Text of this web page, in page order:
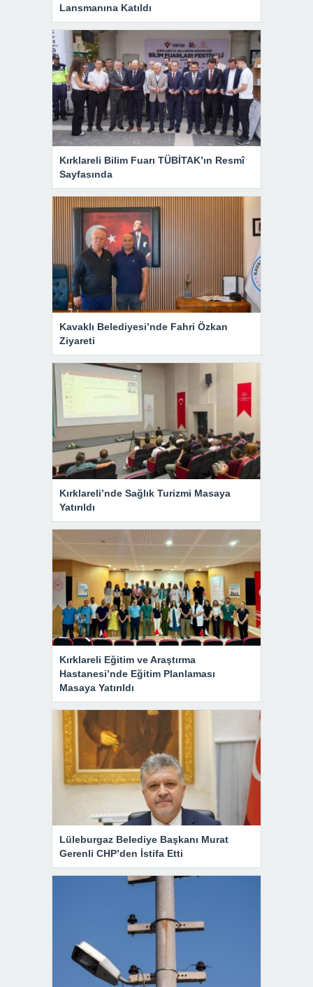
Lansmanına Katıldı
Kırklareli Bilim Fuarı TÜBİTAK’ın Resmî
Sayfasında
Kavaklı Belediyesi’nde Fahri Özkan
Ziyareti
Kırklareli’nde Sağlık Turizmi Masaya
Yatırıldı
Kırklareli Eğitim ve Araştırma
Hastanesi’nde Eğitim Planlaması
Masaya Yatırıldı
Lüleburgaz Belediye Başkanı Murat
Gerenli CHP’den İstifa Etti